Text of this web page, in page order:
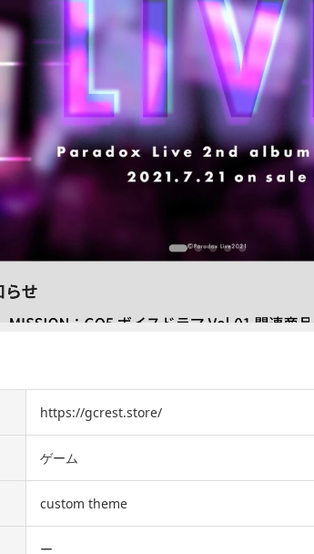
https://gcrest.store/
ゲーム
custom theme
ー